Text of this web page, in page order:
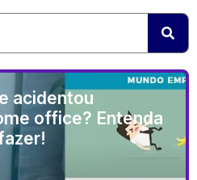
acidentou
office? Entenda